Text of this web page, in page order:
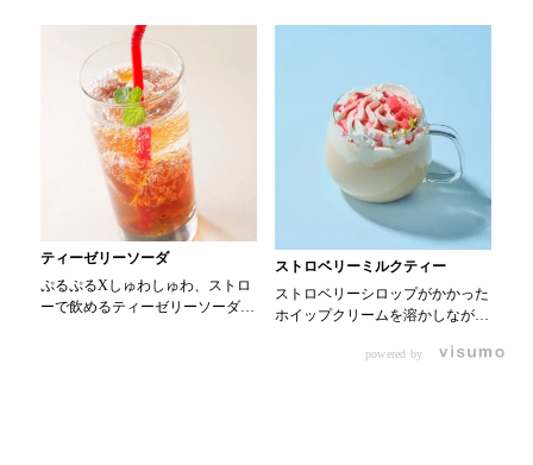
ティーゼリーソーダ
ぷるぷるXしゅわしゅわ、ストロ
ーで飲めるティーゼリーソーダ
ストロベリーミルクティー
ストロベリーシロップがかかった
ホイップクリームを溶かしながら
バッグ 1pc （0000352471 KEY
powered by